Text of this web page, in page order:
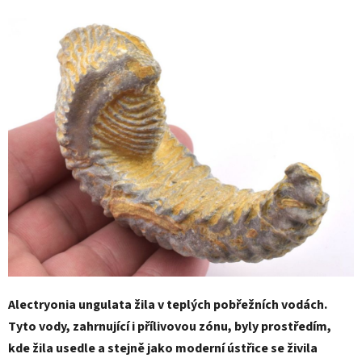
Alectryonia ungulata žila v teplých pobřežních vodách.
Tyto vody, zahrnující i přílivovou zónu, byly prostředím,
kde žila usedle a stejně jako moderní ústřice se živila